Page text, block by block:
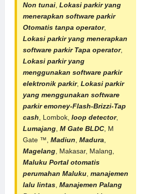
Non tunai, Lokasi parkir yang
menerapkan software parkir
Otomatis tanpa operator,
Lokasi parkir yang menerapkan
software parkir Tapa operator,
Lokasi parkir yang
menggunakan software parkir
elektronik parkir, Lokasi parkir
yang menggunakan software
parkir emoney-Flash-Brizzi-Tap
cash, Lombok, loop detector,
Lumajang, M Gate BLDC, M
Gate ™, Madiun, Madura,
Magelang, Makasar, Malang,
Maluku Portal otomatis
perumahan Maluku, manajemen
lalu lintas, Manajemen Palang